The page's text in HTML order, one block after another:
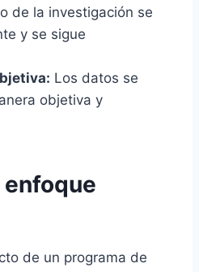
de la investigación se
y se sigue
Los datos se
objetiva y
de un programa de